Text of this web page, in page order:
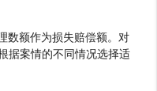
额作为损失赔偿额。对
据案情的不同情况选择适